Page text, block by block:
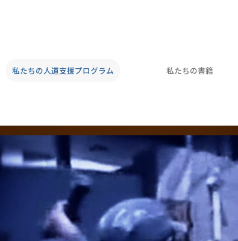
私たちの人道支援プログラム 私たちの書籍